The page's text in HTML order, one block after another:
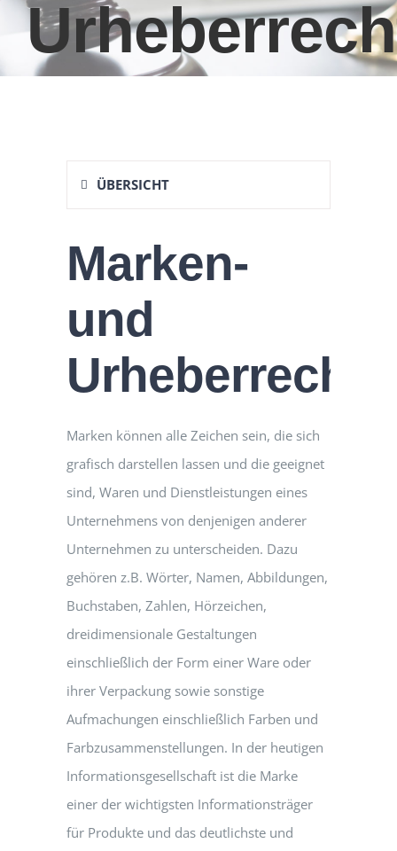
ÜBERSICHT
Marken-
und
Urheberrecht
Marken können alle Zeichen sein, die sich
grafisch darstellen lassen und die geeignet
sind, Waren und Dienstleistungen eines
Unternehmens von denjenigen anderer
Unternehmen zu unterscheiden. Dazu
gehören z.B. Wörter, Namen, Abbildungen,
Buchstaben, Zahlen, Hörzeichen,
dreidimensionale Gestaltungen
einschließlich der Form einer Ware oder
ihrer Verpackung sowie sonstige
Aufmachungen einschließlich Farben und
Farbzusammenstellungen. In der heutigen
Informationsgesellschaft ist die Marke
einer der wichtigsten Informationsträger
für Produkte und das deutlichste und